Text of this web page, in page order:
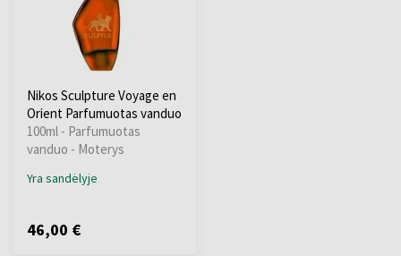
Nikos Sculpture Voyage en
Orient Parfumuotas vanduo
100ml - Parfumuotas
vanduo - Moterys
Yra sandėlyje
46,00 €